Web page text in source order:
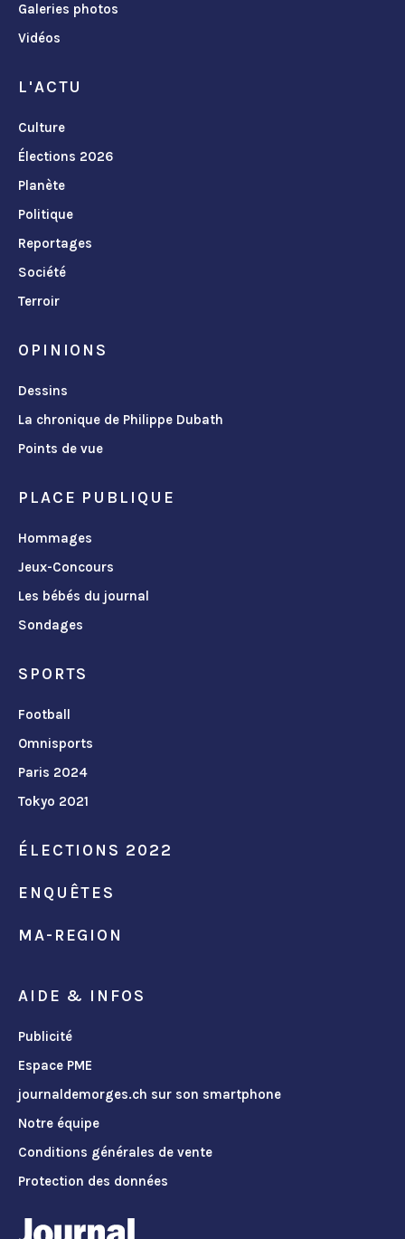
Galeries photos
Vidéos
L'ACTU
Culture
Élections 2026
Planète
Politique
Reportages
Société
Terroir
OPINIONS
Dessins
La chronique de Philippe Dubath
Points de vue
PLACE PUBLIQUE
Hommages
Jeux-Concours
Les bébés du journal
Sondages
SPORTS
Football
Omnisports
Paris 2024
Tokyo 2021
ÉLECTIONS 2022
ENQUÊTES
MA-REGION
AIDE & INFOS
Publicité
Espace PME
journaldemorges.ch sur son smartphone
Notre équipe
Conditions générales de vente
Protection des données